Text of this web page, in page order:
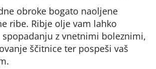
obroke bogato naoljene
ribe. Ribje olje vam lahko
z vnetnimi boleznimi,
ščitnice ter pospeši vaš